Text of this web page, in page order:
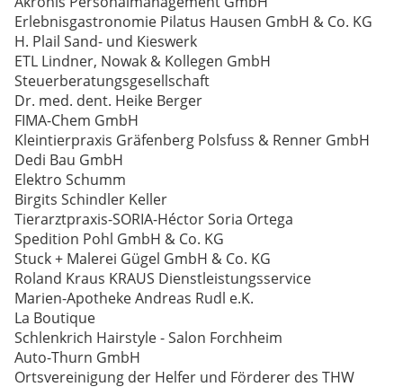
Erlebnisgastronomie Pilatus Hausen GmbH & Co. KG
H. Plail Sand- und Kieswerk
ETL Lindner, Nowak & Kollegen GmbH
Steuerberatungsgesellschaft
Dr. med. dent. Heike Berger
FIMA-Chem GmbH
Kleintierpraxis Gräfenberg Polsfuss & Renner GmbH
Dedi Bau GmbH
Elektro Schumm
Birgits Schindler Keller
Tierarztpraxis-SORIA-Héctor Soria Ortega
Spedition Pohl GmbH & Co. KG
Stuck + Malerei Gügel GmbH & Co. KG
Roland Kraus KRAUS Dienstleistungsservice
Marien-Apotheke Andreas Rudl e.K.
La Boutique
Schlenkrich Hairstyle - Salon Forchheim
Auto-Thurn GmbH
Ortsvereinigung der Helfer und Förderer des THW